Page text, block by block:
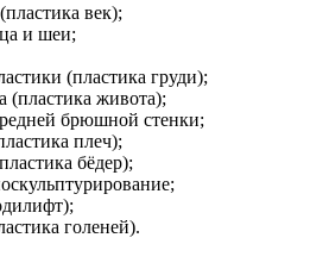
век);
и шеи;
(пластика груди);
(пластика живота);
брюшной стенки;
плеч);
бёдер);
голеней).